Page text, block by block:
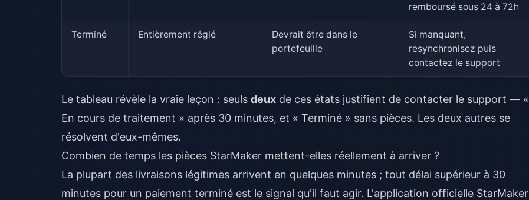
remboursé sous 24 à 72h
Terminé Entièrement réglé
Devrait être dans le
portefeuille
Si manquant,
resynchronisez puis
contactez le support
Le tableau révèle la vraie leçon : seuls deux de ces états justifient de contacter le support — «
En cours de traitement » après 30 minutes, et « Terminé » sans pièces. Les deux autres se
résolvent d'eux-mêmes.
Combien de temps les pièces StarMaker mettent-elles réellement à arriver ?
La plupart des livraisons légitimes arrivent en quelques minutes ; tout délai supérieur à 30
minutes pour un paiement terminé est le signal qu'il faut agir. L'application officielle StarMaker